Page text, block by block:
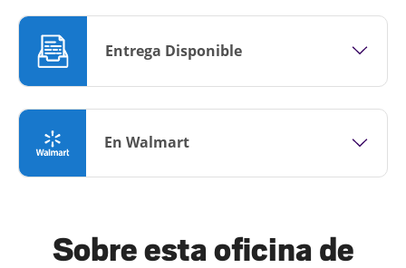
Entrega Disponible
En Walmart
Sobre esta oficina de